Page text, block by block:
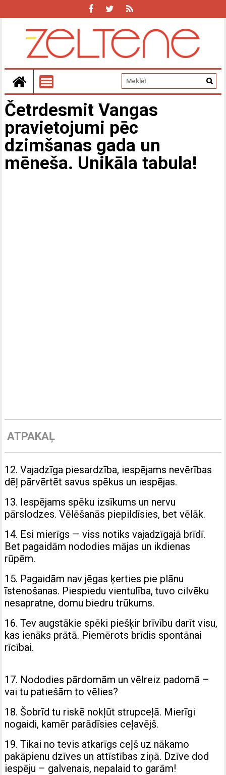
Četrdesmit Vangas
pravietojumi pēc
dzimšanas gada un
mēneša. Unikāla tabula!
ATPAKAĻ
12. Vajadzīga piesardzība, iespējams nevērības
dēļ pārvērtēt savus spēkus un iespējas.
13. Iespējams spēku izsīkums un nervu
pārslodzes. Vēlēšanās piepildīsies, bet vēlāk.
14. Esi mierīgs — viss notiks vajadzīgajā brīdī.
Bet pagaidām nododies mājas un ikdienas
rūpēm.
15. Pagaidām nav jēgas ķerties pie plānu
īstenošanas. Piespiedu vientulība, tuvo cilvēku
nesapratne, domu biedru trūkums.
16. Tev augstākie spēki piešķir brīvību darīt visu,
kas ienāks prātā. Piemērots brīdis spontānai
rīcībai.
17. Nododies pārdomām un vēlreiz padomā –
vai tu patiešām to vēlies?
18. Šobrīd tu riskē nokļūt strupceļā. Mierīgi
nogaidi, kamēr parādīsies ceļavējš.
19. Tikai no tevis atkarīgs ceļš uz nākamo
pakāpienu dzīves un attīstības ziņā. Dzīve dod
iespēju – galvenais, nepalaid to garām!